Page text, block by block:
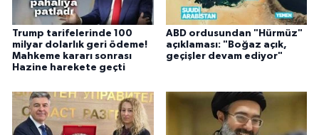
Trump tarifelerinde 100
milyar dolarlık geri ödeme!
Mahkeme kararı sonrası
Hazine harekete geçti
ABD ordusundan "Hürmüz"
açıklaması: "Boğaz açık,
geçişler devam ediyor"